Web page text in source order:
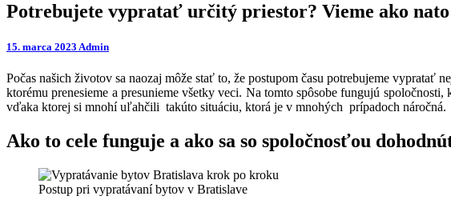
Potrebujete vypratať určitý priestor? Vieme ako
15. marca 2023 Admin
Počas našich životov sa naozaj môže stať to, že postupom času potrebujeme
ktorému prenesieme a presunieme všetky veci. Na tomto spôsobe fungujú spoločnosti,
vďaka ktorej si mnohí uľahčili takúto situáciu, ktorá je v mnohých prípadoch náročná.
Ako to cele funguje a ako sa so spoločnosťou
Postup pri vypratávaní bytov v Bratislave